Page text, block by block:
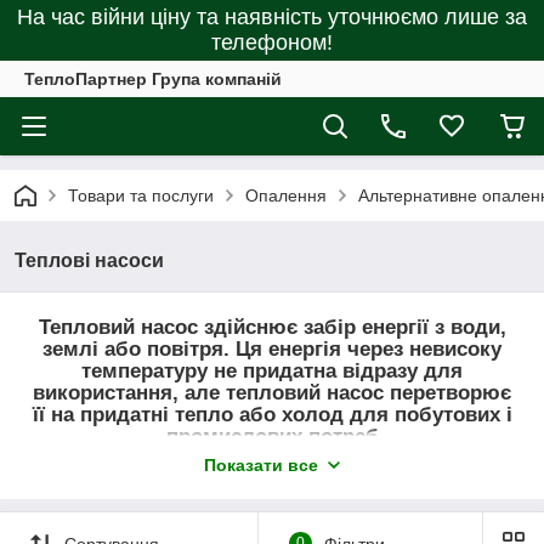
На час війни ціну та наявність уточнюємо лише за
телефоном!
ТеплоПартнер Група компаній
Товари та послуги Опалення Альтернативне
Теплові насоси
Тепловий насос здійснює забір енергії з води,
землі або повітря. Ця енергія через невисоку
температуру не придатна відразу для
використання, але тепловий насос перетворює
її на придатні тепло або холод для побутових і
промислових потреб
екологічність і економічність обігріву
Показати все